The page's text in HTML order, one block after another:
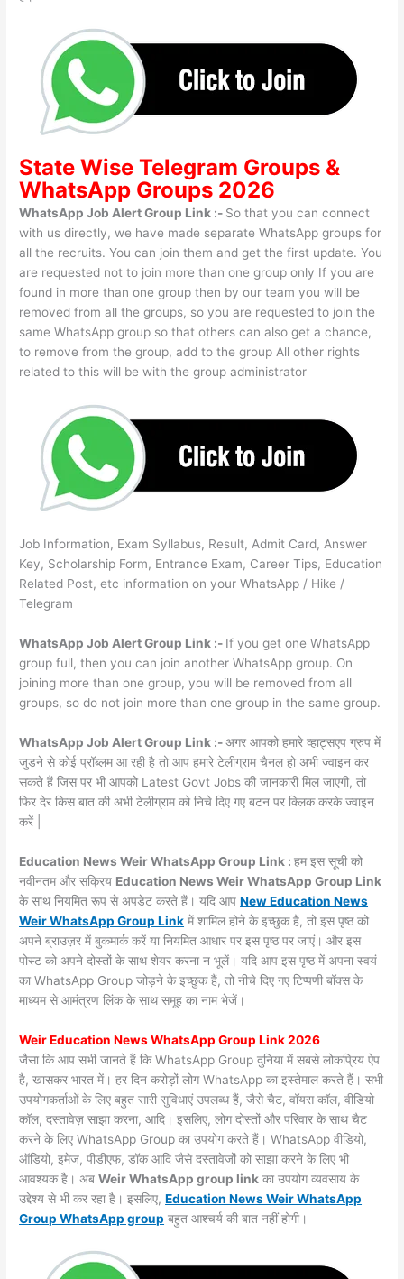
State WiseTelegram Groups &
WhatsApp Groups 2026
WhatsApp Job Alert Group Link :- So that you can connect
with us directly, we have made separate WhatsApp groups for
all the recruits. You can join them and get the first update. You
are requested not to join more than one group only If you are
found in more than one group then by our team you will be
removed from all the groups, so you are requested to join the
same WhatsApp group so that others can also get a chance,
to remove from the group, add to the group All other rights
related to this will be with the group administrator
Job Information, Exam Syllabus, Result, Admit Card, Answer
Key, Scholarship Form, Entrance Exam, Career Tips, Education
Related Post, etc information on your WhatsApp / Hike /
Telegram
WhatsApp Job Alert Group Link :- If you get one WhatsApp
group full, then you can join another WhatsApp group. On
joining more than one group, you will be removed from all
groups, so do not join more than one group in the same group.
WhatsApp Job Alert Group Link :-अगर आपको हमारे व्हाट्सएप ग्रुप में
जुड़ने से कोई प्रॉब्लम आ रही है तो आप हमारे टेलीग्राम चैनल हो अभी ज्वाइन कर
सकते हैं जिस पर भी आपको Latest Govt Jobs की जानकारी मिल जाएगी, तो
फिर देर किस बात की अभी टेलीग्राम को निचे दिए गए बटन पर क्लिक करके ज्वाइन
करें |
Education News Weir WhatsApp Group Link :हम इस सूची को
नवीनतम और सक्रिय Education News Weir WhatsApp Group Link
के साथ नियमित रूप से अपडेट करते हैं। यदि आपNew Education News
Weir WhatsApp Group Link में शामिल होने के इच्छुक हैं, तो इस पृष्ठ को
अपने ब्राउज़र में बुकमार्क करें या नियमित आधार पर इस पृष्ठ पर जाएं। और इस
पोस्ट को अपने दोस्तों के साथ शेयर करना न भूलें। यदि आप इस पृष्ठ में अपना स्वयं
का WhatsApp Group जोड़ने के इच्छुक हैं, तो नीचे दिए गए टिप्पणी बॉक्स के
माध्यम से आमंत्रण लिंक के साथ समूह का नाम भेजें।
Weir Education News WhatsApp Group Link 2026
जैसा कि आप सभी जानते हैं कि WhatsApp Group दुनिया में सबसे लोकप्रिय ऐप
है, खासकर भारत में। हर दिन करोड़ों लोग WhatsApp का इस्तेमाल करते हैं। सभी
उपयोगकर्ताओं के लिए बहुत सारी सुविधाएं उपलब्ध हैं, जैसे चैट, वॉयस कॉल, वीडियो
कॉल, दस्तावेज़ साझा करना, आदि। इसलिए, लोग दोस्तों और परिवार के साथ चैट
करने के लिए WhatsApp Group का उपयोग करते हैं। WhatsApp वीडियो,
ऑडियो, इमेज, पीडीएफ, डॉक आदि जैसे दस्तावेजों को साझा करने के लिए भी
आवश्यक है। अबWeir WhatsApp group link का उपयोग व्यवसाय के
उद्देश्य से भी कर रहा है। इसलिए,Education News Weir WhatsApp
Group WhatsApp group बहुत आश्चर्य की बात नहीं होगी।